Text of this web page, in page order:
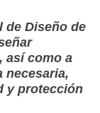
de Diseño de
así como a
necesaria,
y protección